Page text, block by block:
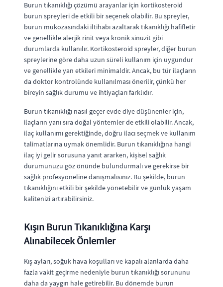
Burun tıkanıklığı çözümü arayanlar için kortikosteroid
burun spreyleri de etkili bir seçenek olabilir. Bu spreyler,
burun mukozasındaki iltihabı azaltarak tıkanıklığı hafifletir
ve genellikle alerjik rinit veya kronik sinüzit gibi
durumlarda kullanılır. Kortikosteroid spreyler, diğer burun
spreylerine göre daha uzun süreli kullanım için uygundur
ve genellikle yan etkileri minimaldir. Ancak, bu tür ilaçların
da doktor kontrolünde kullanılması önerilir, çünkü her
bireyin sağlık durumu ve ihtiyaçları farklıdır.
Burun tıkanıklığı nasıl geçer evde diye düşünenler için,
ilaçların yanı sıra doğal yöntemler de etkili olabilir. Ancak,
ilaç kullanımı gerektiğinde, doğru ilacı seçmek ve kullanım
talimatlarına uymak önemlidir. Burun tıkanıklığına hangi
ilaç iyi gelir sorusuna yanıt ararken, kişisel sağlık
durumunuzu göz önünde bulundurmalı ve gerekirse bir
sağlık profesyoneline danışmalısınız. Bu şekilde, burun
tıkanıklığını etkili bir şekilde yönetebilir ve günlük yaşam
kalitenizi artırabilirsiniz.
Kışın Burun Tıkanıklığına Karşı
Alınabilecek Önlemler
Kış ayları, soğuk hava koşulları ve kapalı alanlarda daha
fazla vakit geçirme nedeniyle burun tıkanıklığı sorununu
daha da yaygın hale getirebilir. Bu dönemde burun